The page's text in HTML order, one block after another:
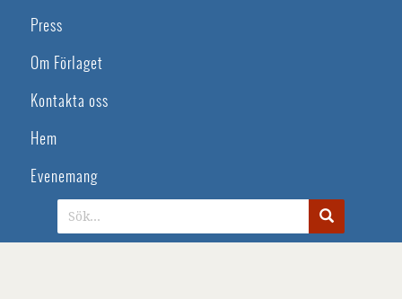
Press
Om Förlaget
Kontakta oss
Hem
Evenemang